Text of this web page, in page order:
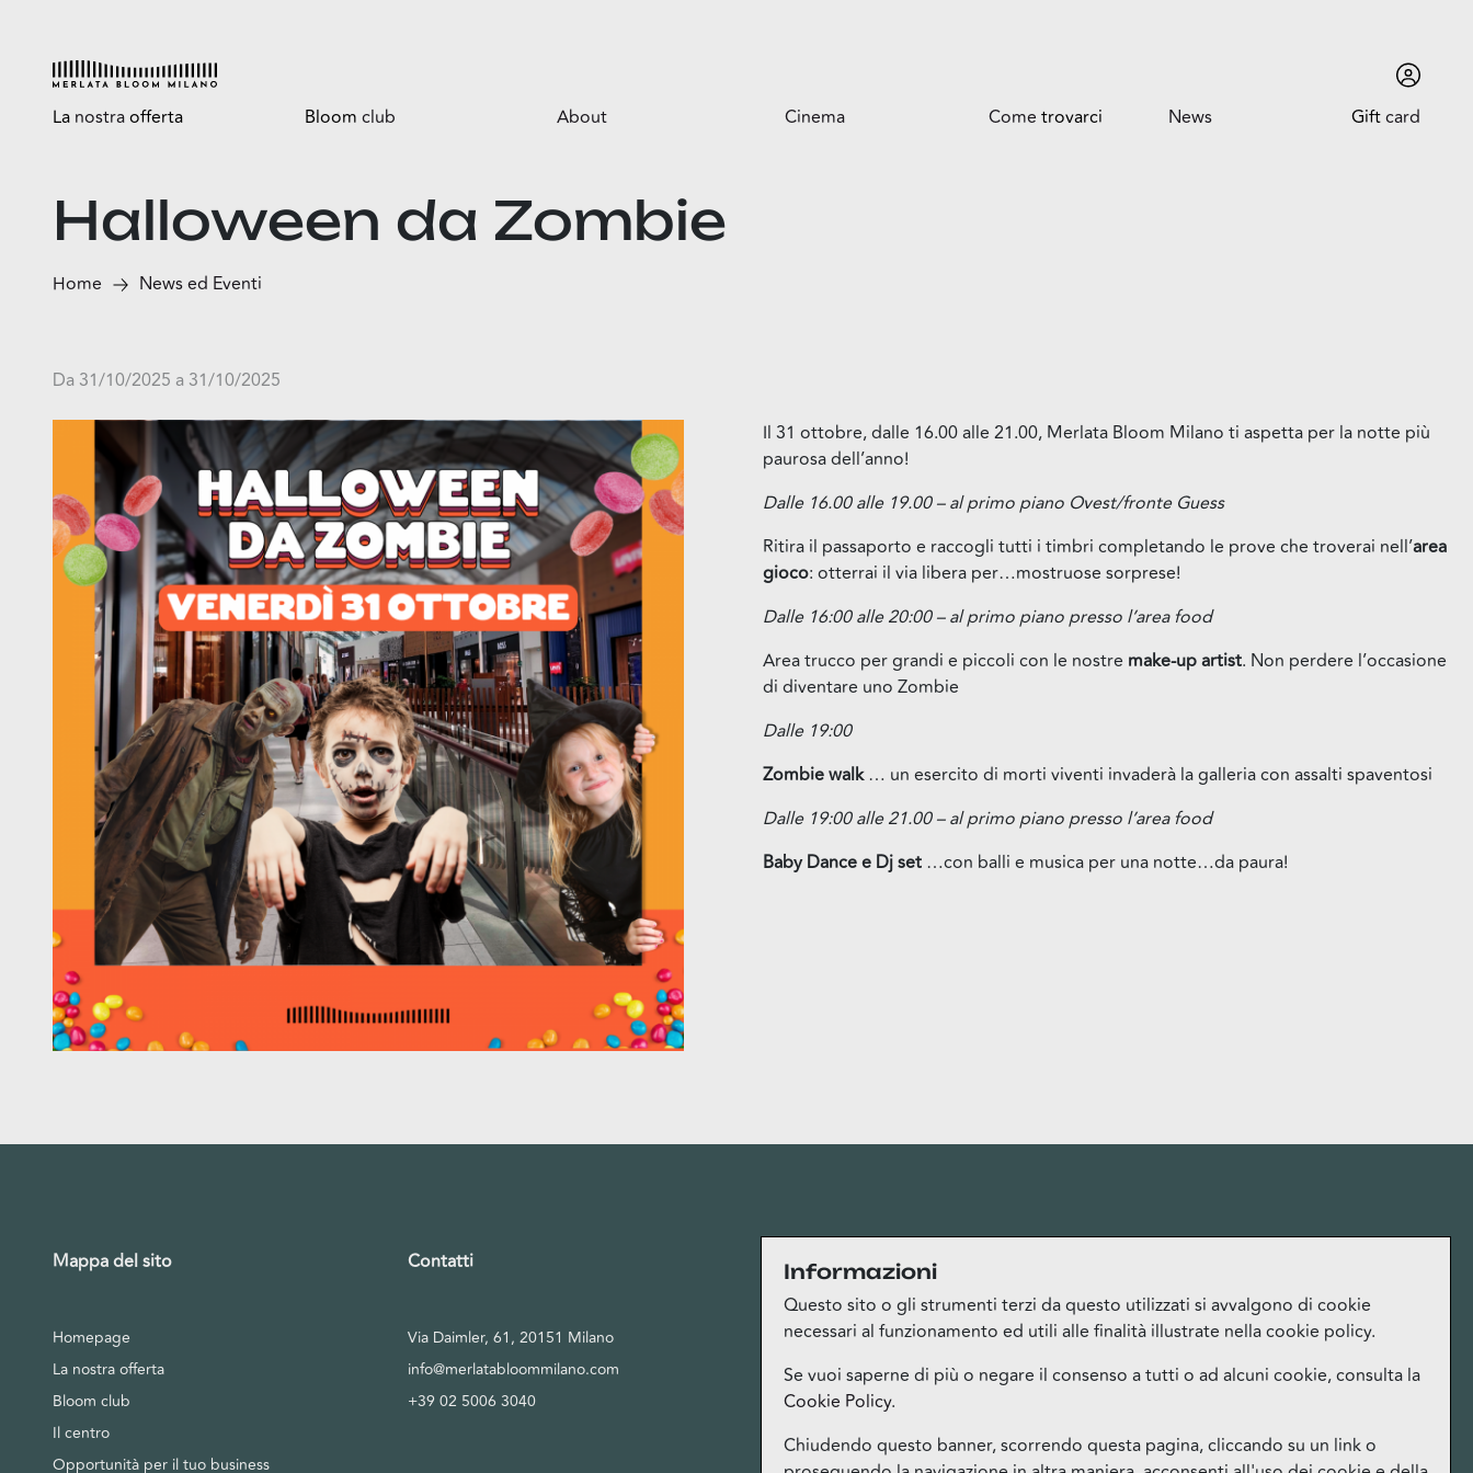
La nostraofferta
Esplora
Shop
Esselunga
Bloom club
Bloomtasty
About
Opportunità per il tuo business
Cinema Come trovarci News Giftcard
Halloween da Zombie
Home News ed Eventi
Da 31/10/2025 a 31/10/2025
Il 31 ottobre, dalle 16.00 alle 21.00, Merlata Bloom Milano ti aspetta per la notte più
paurosa dell’anno!
Dalle 16.00 alle 19.00 – al primo piano Ovest/fronte Guess
Ritira il passaporto e raccogli tutti i timbri completando le prove che troverai nell’area
gioco: otterrai il via libera per…mostruose sorprese!
Dalle 16:00 alle 20:00 – al primo piano presso l’area food
Area trucco per grandi e piccoli con le nostre make-up artist. Non perdere l’occasione
di diventare uno Zombie
Dalle 19:00
Zombie walk… un esercito di morti viventi invaderà la galleria con assalti spaventosi
Dalle 19:00 alle 21.00 – al primo piano presso l’area food
Baby Dance e Dj set …con balli e musica per una notte…da paura!
Informazioni
Questo sito o gli strumenti terzi da questo utilizzati si avvalgono di cookie
necessari al funzionamento ed utili alle finalità illustrate nella cookie policy.
Se vuoi saperne di più o negare il consenso a tutti o ad alcuni cookie, consulta la
Cookie Policy.
Chiudendo questo banner, scorrendo questa pagina, cliccando su un link o
Mappa del sito
Homepage
La nostra offerta
Bloom club
Il centro
Opportunità per il tuo business
Contatti
Via Daimler, 61, 20151 Milano
info@merlatabloommilano.com
+39 02 5006 3040
Privacy
Privacy Policy
Cookie Policy
Termini del servizio Bloom Club
Gestione cookie
Lavora con noi
Ufficio Stampa
Instagram
Facebook